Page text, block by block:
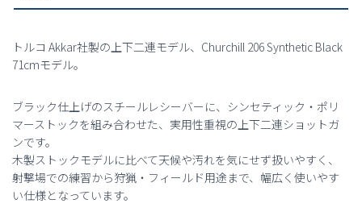
連
ポ
ー
ィ
グ
個
トルコ Akkar社製の上下二連モデル、Churchill 206 Synthetic Black
71cmモデル。
ブラック仕上げのスチールレシーバーに、シンセティック・ポリ
マーストックを組み合わせた、実用性重視の上下二連ショットガ
ンです。
木製ストックモデルに比べて天候や汚れを気にせず扱いやすく、
射撃場での練習から狩猟・フィールド用途まで、幅広く使いやす
い仕様となっています。